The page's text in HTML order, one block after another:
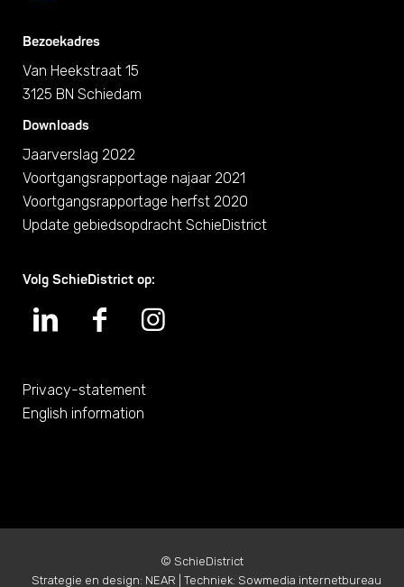
Bezoekadres
Van Heekstraat 15
3125 BN Schiedam
Downloads
Jaarverslag 2022
Voortgangsrapportage najaar 2021
Voortgangsrapportage herfst 2020
Update gebiedsopdracht SchieDistrict
Volg SchieDistrict op:
Privacy-statement
English information
© SchieDistrict
Strategie en design: NEAR | Techniek: Sowmedia internetbureau